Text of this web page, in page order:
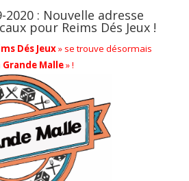
2020 : Nouvelle adresse
pour Reims Dés Jeux !
Dés Jeux» se trouve désormais
Grande Malle» !